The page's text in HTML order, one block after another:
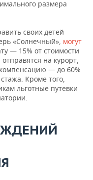
размера
своих детей
«Солнечный», могут
— 15% от стоимости
на курорт,
— до 60%
Кроме того,
льготные путевки